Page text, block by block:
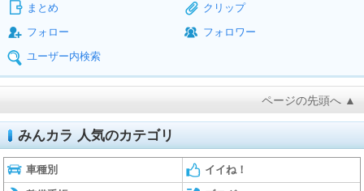
まとめ
クリップ
フォロー
フォロワー
ユーザー内検索
ページの先頭へ ▲
みんカラ 人気のカテゴリ
車種別 イイね！